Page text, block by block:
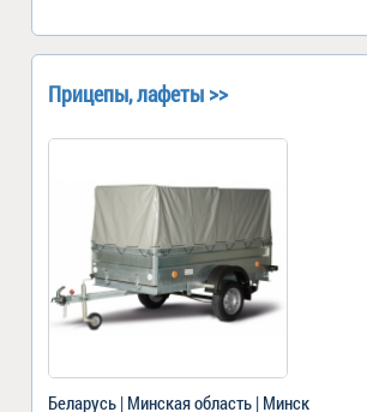
Прицепы, лафеты >>
Беларусь | Минская область | Минск